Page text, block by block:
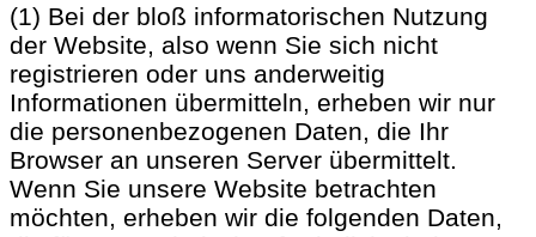
(1) Bei der bloß informatorischen Nutzung
der Website, also wenn Sie sich nicht
registrieren oder uns anderweitig
Informationen übermitteln, erheben wir nur
die personenbezogenen Daten, die Ihr
Browser an unseren Server übermittelt.
Wenn Sie unsere Website betrachten
möchten, erheben wir die folgenden Daten,